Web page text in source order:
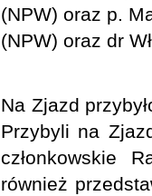
(NPW) oraz p.
(NPW) oraz dr
Na Zjazd
Przybyli na
członkowskie
również